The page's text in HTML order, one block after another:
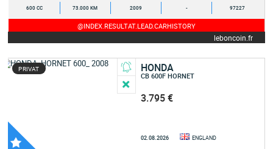
600 CC 73.000 KM 2009 - 97227
@INDEX.RESULTAT.LEAD.CARHISTORY
leboncoin.fr
PRIVAT HONDA
CB 600F HORNET
3.795 €
02.08.2026 ENGLAND